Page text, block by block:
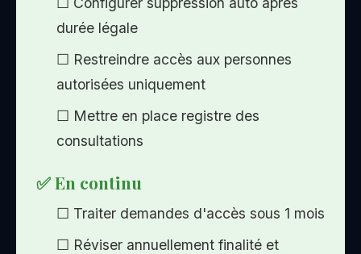
durée légale
☐ Restreindre accès aux personnes
autorisées uniquement
☐ Mettre en place registre des
consultations
✅ En continu
☐ Traiter demandes d'accès sous 1 mois
☐ Réviser annuellement finalité et